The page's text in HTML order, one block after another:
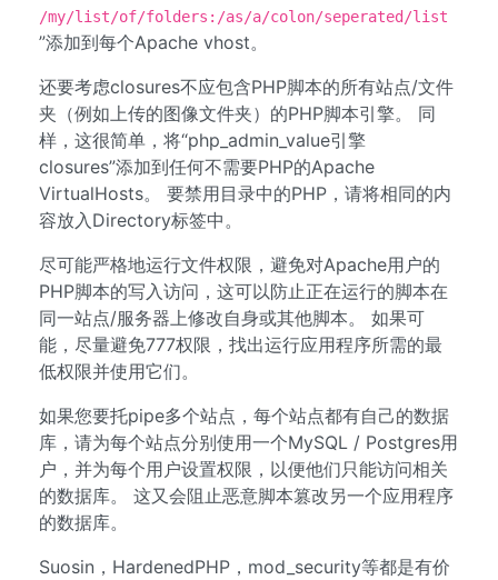
/my/list/of/folders:/as/a/colon/seperated/list
”添加到每个Apache vhost。
还要考虑closures不应包含PHP脚本的所有站点/文件
夹（例如上传的图像文件夹）的PHP脚本引擎。 同
样，这很简单，将“php_admin_value引擎
closures”添加到任何不需要PHP的Apache
VirtualHosts。 要禁用目录中的PHP，请将相同的内
容放入Directory标签中。
尽可能严格地运行文件权限，避免对Apache用户的
PHP脚本的写入访问，这可以防止正在运行的脚本在
同一站点/服务器上修改自身或其他脚本。 如果可
能，尽量避免777权限，找出运行应用程序所需的最
低权限并使用它们。
如果您要托pipe多个站点，每个站点都有自己的数据
库，请为每个站点分别使用一个MySQL / Postgres用
户，并为每个用户设置权限，以便他们只能访问相关
的数据库。 这又会阻止恶意脚本篡改另一个应用程序
的数据库。
Suosin，HardenedPHP，mod_security等都是有价